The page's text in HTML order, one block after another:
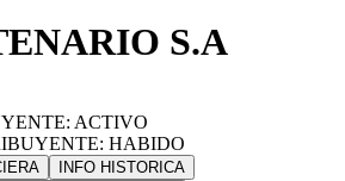
S.A
ACTIVO
HABIDO
INFO HISTORICA